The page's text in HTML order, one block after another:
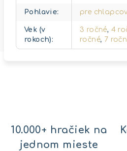
Pohlavie: pre
Vek (v
rokoch):
3 ročné, 4
ročné, 7
10.000+ hračiek na
jednom mieste